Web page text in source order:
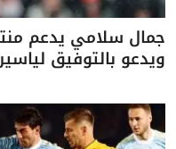
جمال سلامي يدعم
ويدعو بالتوفيق